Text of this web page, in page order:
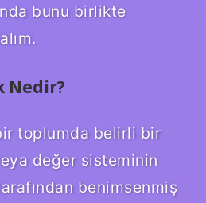
bunu birlikte
Nedir?
toplumda belirli bir
değer sisteminin
benimsenmiş